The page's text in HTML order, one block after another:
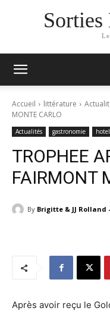
Sorties
Accueil littérature
MONTE CARLO
Actualités gastronomie
TROPHEE
FAIRMONT
By Brigitte & JJ
Après avoir reçu le